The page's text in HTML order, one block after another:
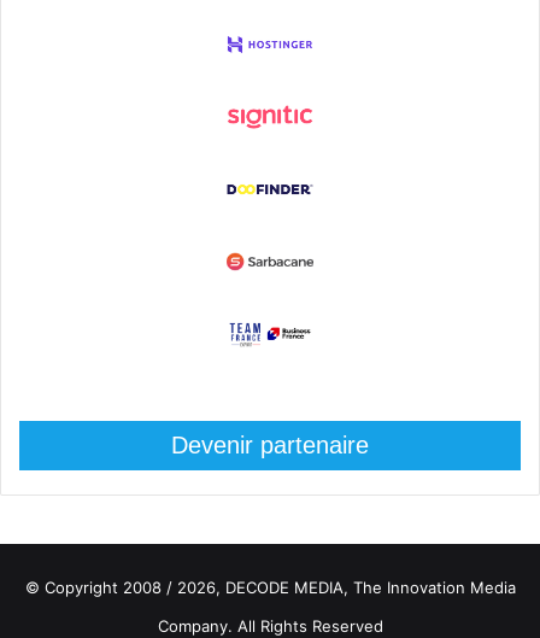
Devenir partenaire
© Copyright 2008 / 2026, DECODE MEDIA, The Innovation Media
Company. All Rights Reserved